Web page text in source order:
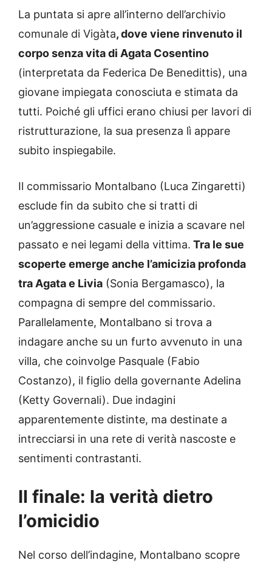
La puntata si apre all’interno dell’archivio
comunale di Vigàta, dove viene rinvenuto il
corpo senza vita di Agata Cosentino
(interpretata da Federica De Benedittis), una
giovane impiegata conosciuta e stimata da
tutti. Poiché gli uffici erano chiusi per lavori di
ristrutturazione, la sua presenza lì appare
subito inspiegabile.
Il commissario Montalbano (Luca Zingaretti)
esclude fin da subito che si tratti di
un’aggressione casuale e inizia a scavare nel
passato e nei legami della vittima. Tra le sue
scoperte emerge anche l’amicizia profonda
tra Agata e Livia (Sonia Bergamasco), la
compagna di sempre del commissario.
Parallelamente, Montalbano si trova a
indagare anche su un furto avvenuto in una
villa, che coinvolge Pasquale (Fabio
Costanzo), il figlio della governante Adelina
(Ketty Governali). Due indagini
apparentemente distinte, ma destinate a
intrecciarsi in una rete di verità nascoste e
sentimenti contrastanti.
Il finale: la verità dietro
l’omicidio
Nel corso dell’indagine, Montalbano scopre